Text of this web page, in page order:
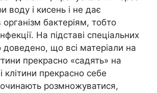
воду і кисень і не дає
бактеріям, тобто
На підставі спеціальних
доведено, що всі матеріали на
прекрасно «садять» на
клітини прекрасно себе
розмножуватися,